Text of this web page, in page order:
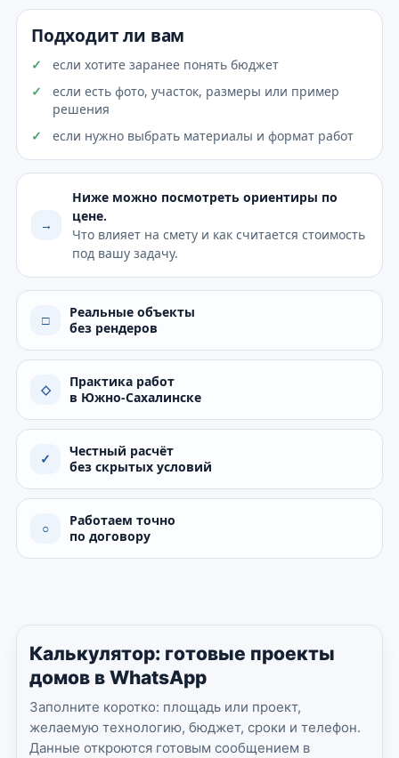
Подходит ли вам
если хотите заранее понять бюджет
если есть фото, участок, размеры или пример
решения
если нужно выбрать материалы и формат работ
→
Ниже можно посмотреть ориентиры по
цене.
Что влияет на смету и как считается стоимость
под вашу задачу.
□
Реальные объекты
без рендеров
◇
Практика работ
в Южно-Сахалинске
✓
Честный расчёт
без скрытых условий
○
Работаем точно
по договору
Калькулятор: готовые проекты
домов в WhatsApp
Заполните коротко: площадь или проект,
желаемую технологию, бюджет, сроки и телефон.
Данные откроются готовым сообщением в